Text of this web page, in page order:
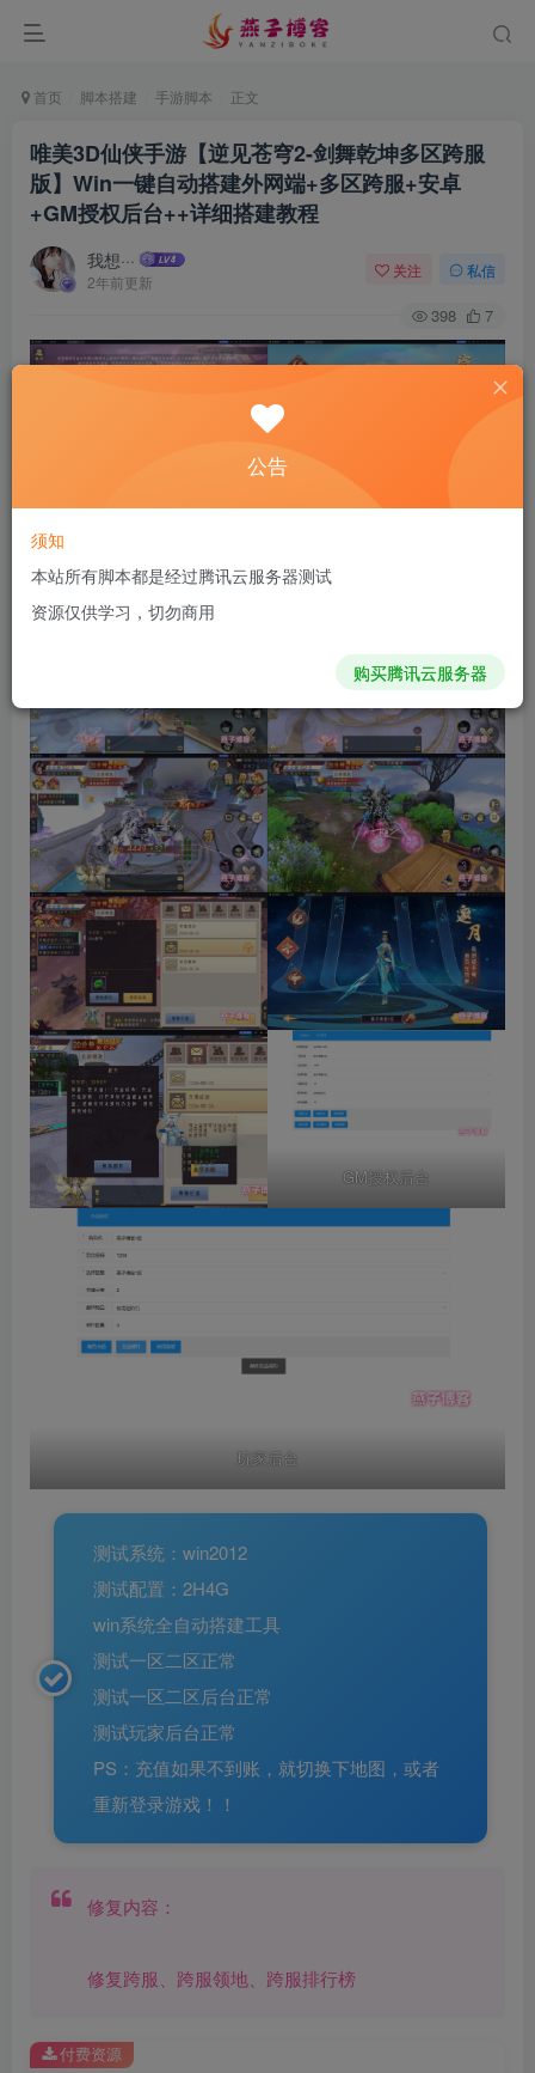
首页 脚本搭建 手游脚本 正文
唯美3D仙侠手游【逆见苍穹2-剑舞乾坤多区跨服
版】Win一键自动搭建外网端+多区跨服+安卓
+GM授权后台++详细搭建教程
我想···
2年前更新
关注 私信
398 7
GM授权后台
玩家后台
测试系统：win2012
测试配置：2H4G
win系统全自动搭建工具
测试一区二区正常
测试一区二区后台正常
测试玩家后台正常
PS：充值如果不到账，就切换下地图，或者
重新登录游戏！！
修复内容：
修复跨服、跨服领地、跨服排行榜
付费资源
公告
须知
本站所有脚本都是经过腾讯云服务器测试
资源仅供学习，切勿商用
购买腾讯云服务器